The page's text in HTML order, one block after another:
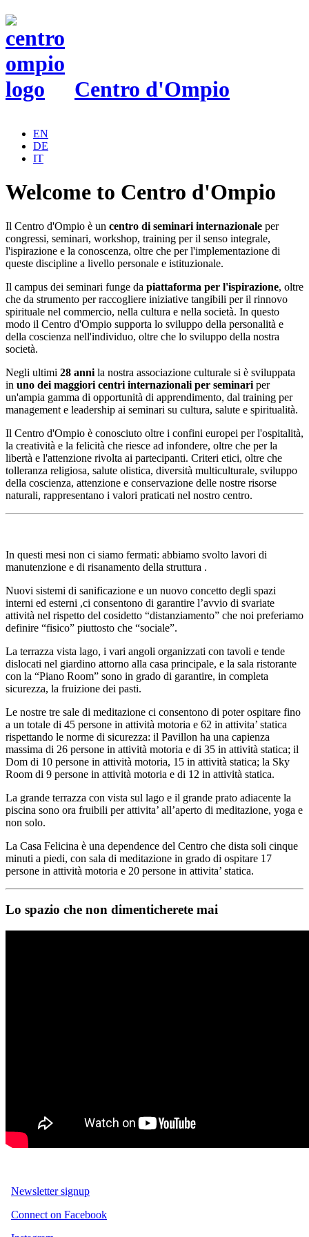
Centro d'Ompio
EN
DE
IT
Welcome to Centro d'Ompio
Il Centro d'Ompio è un centro di seminari internazionale per
congressi, seminari, workshop, training per il senso integrale,
l'ispirazione e la conoscenza, oltre che per l'implementazione di
queste discipline a livello personale e istituzionale.
Il campus dei seminari funge da piattaforma per l'ispirazione, oltre
che da strumento per raccogliere iniziative tangibili per il rinnovo
spirituale nel commercio, nella cultura e nella società. In questo
modo il Centro d'Ompio supporta lo sviluppo della personalità e
della coscienza nell'individuo, oltre che lo sviluppo della nostra
società.
Negli ultimi 28 anni la nostra associazione culturale si è sviluppata
in uno dei maggiori centri internazionali per seminari per
un'ampia gamma di opportunità di apprendimento, dal training per
management e leadership ai seminari su cultura, salute e spiritualità.
Il Centro d'Ompio è conosciuto oltre i confini europei per l'ospitalità,
la creatività e la felicità che riesce ad infondere, oltre che per la
libertà e l'attenzione rivolta ai partecipanti. Criteri etici, oltre che
tolleranza religiosa, salute olistica, diversità multiculturale, sviluppo
della coscienza, attenzione e conservazione delle nostre risorse
naturali, rappresentano i valori praticati nel nostro centro.
In questi mesi non ci siamo fermati: abbiamo svolto lavori di
manutenzione e di risanamento della struttura .
Nuovi sistemi di sanificazione e un nuovo concetto degli spazi
interni ed esterni ,ci consentono di garantire l’avvio di svariate
attività nel rispetto del cosidetto “distanziamento” che noi preferiamo
definire “fisico” piuttosto che “sociale”.
La terrazza vista lago, i vari angoli organizzati con tavoli e tende
dislocati nel giardino attorno alla casa principale, e la sala ristorante
con la “Piano Room” sono in grado di garantire, in completa
sicurezza, la fruizione dei pasti.
Le nostre tre sale di meditazione ci consentono di poter ospitare fino
a un totale di 45 persone in attività motoria e 62 in attivita’ statica
rispettando le norme di sicurezza: il Pavillon ha una capienza
massima di 26 persone in attività motoria e di 35 in attività statica; il
Dom di 10 persone in attività motoria, 15 in attività statica; la Sky
Room di 9 persone in attività motoria e di 12 in attività statica.
La grande terrazza con vista sul lago e il grande prato adiacente la
piscina sono ora fruibili per attivita’ all’aperto di meditazione, yoga e
non solo.
La Casa Felicina è una dependence del Centro che dista soli cinque
minuti a piedi, con sala di meditazione in grado di ospitare 17
persone in attività motoria e 20 persone in attivita’ statica.
Lo spazio che non dimenticherete mai
Newsletter signup
Connect on Facebook